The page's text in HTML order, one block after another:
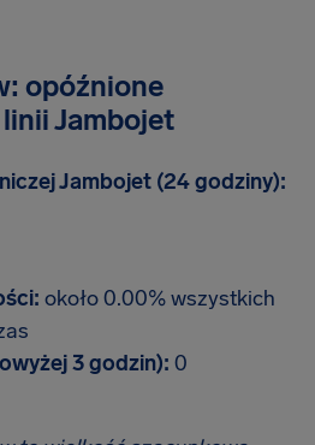
opóźnione
Jambojet
Jambojet (24 godziny):
około 0.00% wszystkich
3 godzin): 0